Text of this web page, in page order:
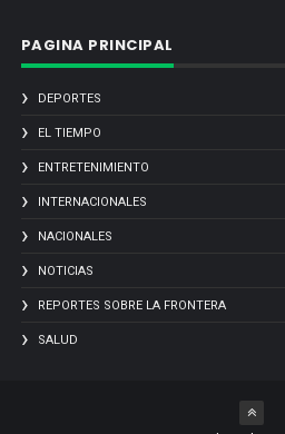
PAGINA PRINCIPAL
DEPORTES
EL TIEMPO
ENTRETENIMIENTO
INTERNACIONALES
NACIONALES
NOTICIAS
REPORTES SOBRE LA FRONTERA
SALUD